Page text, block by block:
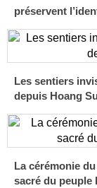
préservent
Les sentiers
depuis Hoang
La cérémonie
sacré du peuple